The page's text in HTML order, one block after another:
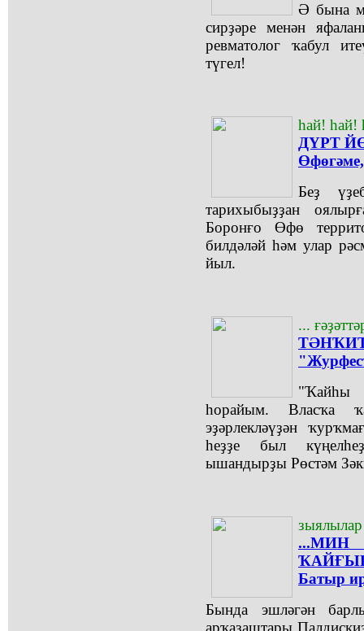
Ә бына
сирҙәре менән
ревматолог ҡабул
түгел!
һай! һай!
ДҮРТ
Беҙ
тарихыбыҙҙан
Боронғо Өфө
билдәләй һәм улар
йыл.
...
"Ҡайһы
һорайым. Власҡа
эҙәрлекләүҙән
һеҙҙе был
ышандырҙы Рөстәм
Батыр
Бында эшләгән
арҡаҙаштары